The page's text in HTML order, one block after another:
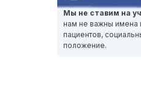
Мы не ставим на
нам не важны имена
пациентов,
положение.